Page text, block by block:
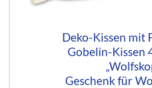
Deko-Kissen mit
Gobelin-Kissen
Geschenk für